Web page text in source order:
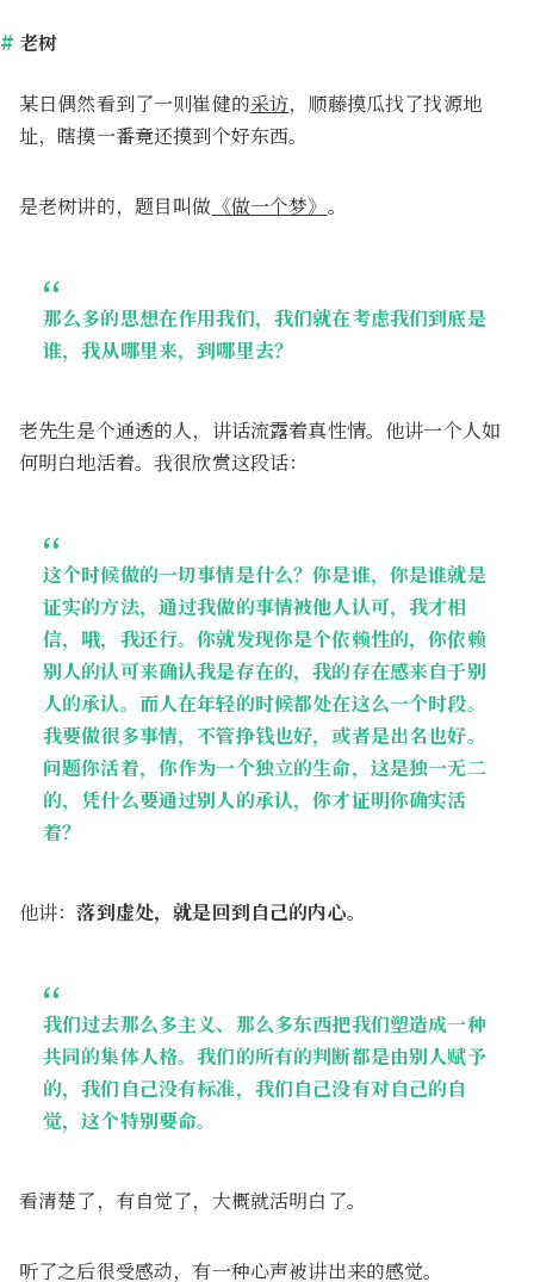
老树
某日偶然看到了一则崔健的采访，顺藤摸瓜找了找源地
址，瞎摸一番竟还摸到个好东西。
是老树讲的，题目叫做 《做一个梦》 。
那么多的思想在作用我们，我们就在考虑我们到底是
谁，我从哪里来，到哪里去？
老先生是个通透的人，讲话流露着真性情。他讲一个人如
何明白地活着。我很欣赏这段话：
这个时候做的一切事情是什么？你是谁，你是谁就是
证实的方法，通过我做的事情被他人认可，我才相
信，哦，我还行。你就发现你是个依赖性的，你依赖
别人的认可来确认我是存在的，我的存在感来自于别
人的承认。而人在年轻的时候都处在这么一个时段。
我要做很多事情，不管挣钱也好，或者是出名也好。
问题你活着，你作为一个独立的生命，这是独一无二
的，凭什么要通过别人的承认，你才证明你确实活
着？
他讲：落到虚处，就是回到自己的内心。
我们过去那么多主义、那么多东西把我们塑造成一种
共同的集体人格。我们的所有的判断都是由别人赋予
的，我们自己没有标准，我们自己没有对自己的自
觉，这个特别要命。
看清楚了，有自觉了，大概就活明白了。
听了之后很受感动，有一种心声被讲出来的感觉。